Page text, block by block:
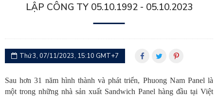
LẬP CÔNG TY 05.10.1992 - 05.10.2023
Thứ 3, 07/11/2023, 15:10 GMT+7
Sau hơn 31 năm hình thành và phát triển, Phuong Nam Panel là
một trong những nhà sản xuất Sandwich Panel hàng đầu tại Việt